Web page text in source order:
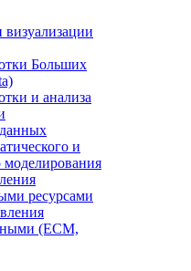
визуализации
Больших
и анализа
и
ресурсами
(ECM,